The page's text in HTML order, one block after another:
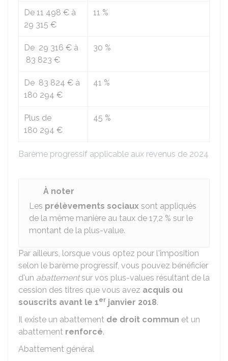
Barème progressif applicable aux revenus de 2024
De 11 498 € à
29 315 €
11 %
De 29 316 € à
83 823 €
30 %
De 83 824 € à
180 294 €
41 %
Plus de
180 294 €
45 %
À noter
Les prélèvements sociaux sont appliqués
de la même manière au taux de 17,2 % sur le
montant de la plus-value.
Par ailleurs, lorsque vous optez pour l'imposition
selon le barème progressif, vous pouvez bénéficier
d'un abattementsur vos plus-values résultant de la
cession des titres que vous avez acquis ou
souscrits avant le 1er janvier 2018.
Il existe un abattement de droit commun et un
abattement renforcé.
Abattement général